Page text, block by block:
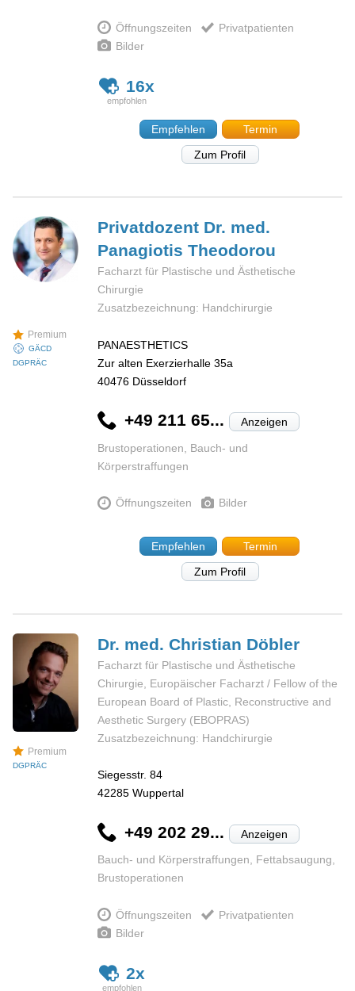
Öffnungszeiten
Privatpatienten
Bilder
16x
Empfehlen
Termin
Zum Profil
Premium
GÄCD
DGPRÄC
Privatdozent Dr. med.
PanagiotisTheodorou
Facharzt für Plastische und Ästhetische
Chirurgie
Zusatzbezeichnung: Handchirurgie
PANAESTHETICS
Zur alten Exerzierhalle 35a
40476 Düsseldorf
+49 211 65... Anzeigen
Brustoperationen, Bauch- und
Körperstraffungen
Öffnungszeiten Bilder
Empfehlen
Termin
Zum Profil
Premium
DGPRÄC
Dr. med. Christian Döbler
Facharzt für Plastische und Ästhetische
Chirurgie, Europäischer Facharzt / Fellow of the
European Board of Plastic, Reconstructive and
Aesthetic Surgery (EBOPRAS)
Zusatzbezeichnung: Handchirurgie
Siegesstr. 84
42285 Wuppertal
+49 202 29... Anzeigen
Bauch- und Körperstraffungen, Fettabsaugung,
Brustoperationen
Öffnungszeiten
Privatpatienten
Bilder
2x